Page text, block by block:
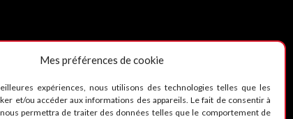
Mes préférences de cookie
expériences, nous utilisons des technologies telles que les
et/ou accéder aux informations des appareils. Le fait de consentir à
permettra de traiter des données telles que le comportement de